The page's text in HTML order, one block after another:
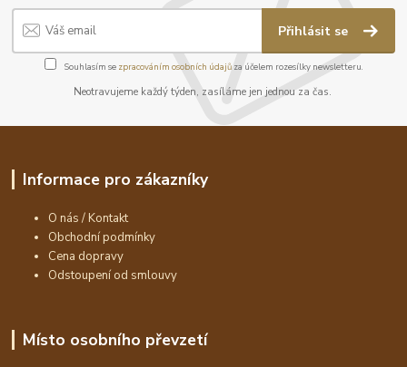
Přihlásit se
Souhlasím se zpracováním osobních údajůza účelem rozesílky newsletteru.
Neotravujeme každý týden, zasíláme jen jednou za čas.
Informace pro zákazníky
O nás / Kontakt
Obchodní podmínky
Cena dopravy
Odstoupení od smlouvy
Místo osobního převzetí